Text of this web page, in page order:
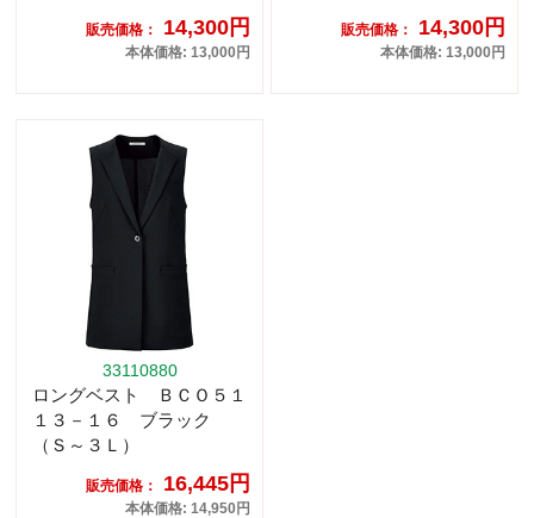
販売価格： 14,300円
本体価格: 13,000円
販売価格： 14,300円
本体価格: 13,000円
33110880
ロングベスト ＢＣＯ５１
１３－１６ ブラック
（Ｓ～３Ｌ）
販売価格： 16,445円
本体価格: 14,950円